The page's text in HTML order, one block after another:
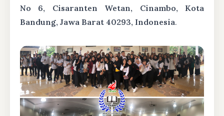
No 6, Cisaranten Wetan, Cinambo, Kota
Bandung, Jawa Barat 40293, Indonesia.